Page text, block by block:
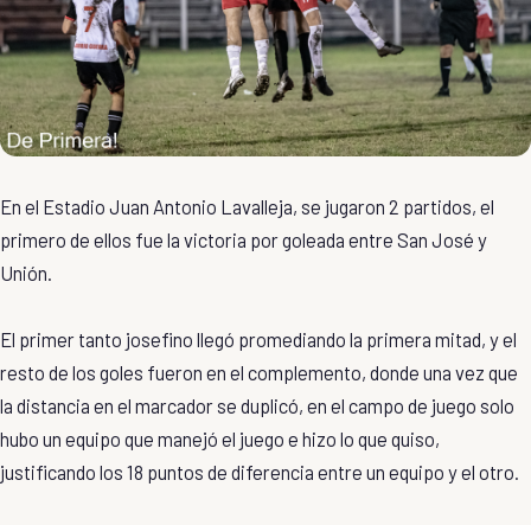
En el Estadio Juan Antonio Lavalleja, se jugaron 2 partidos, el
primero de ellos fue la victoria por goleada entre San José y
Unión.
El primer tanto josefino llegó promediando la primera mitad, y el
resto de los goles fueron en el complemento, donde una vez que
la distancia en el marcador se duplicó, en el campo de juego solo
hubo un equipo que manejó el juego e hizo lo que quiso,
justificando los 18 puntos de diferencia entre un equipo y el otro.